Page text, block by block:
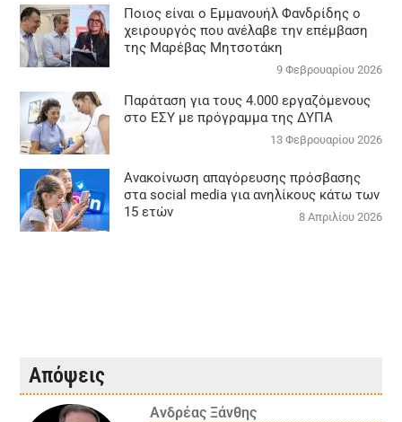
Ποιος είναι ο Εμμανουήλ Φανδρίδης ο
χειρουργός που ανέλαβε την επέμβαση
της Μαρέβας Μητσοτάκη
9 Φεβρουαρίου 2026
Παράταση για τους 4.000 εργαζόμενους
στο ΕΣΥ με πρόγραμμα της ΔΥΠΑ
13 Φεβρουαρίου 2026
Ανακοίνωση απαγόρευσης πρόσβασης
στα social media για ανηλίκους κάτω των
15 ετών
8 Απριλίου 2026
Απόψεις
Ανδρέας Ξάνθης